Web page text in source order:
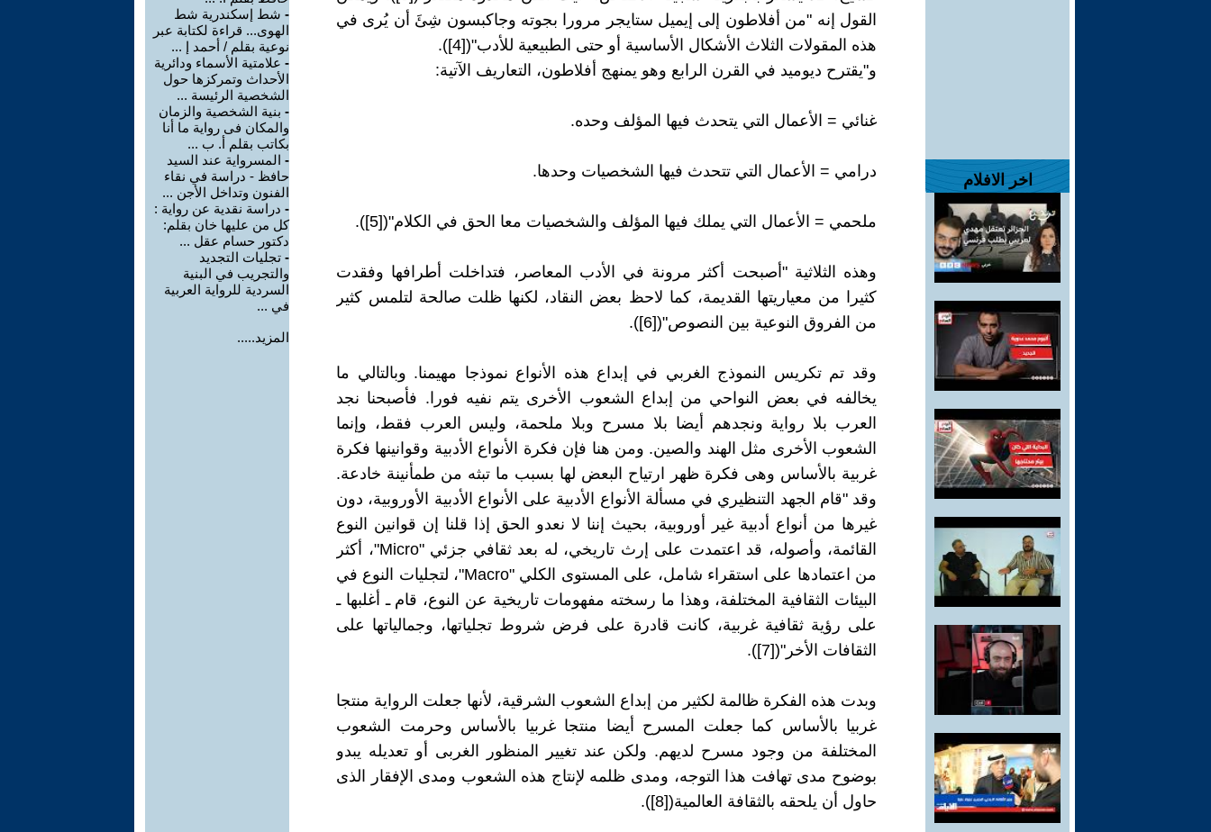
اخر الافلام
القول إنه "من أفلاطون إلى إيميل ستايجر مرورا بجوته وجاكبسون شِئَ أن يُرى في
هذه المقولات الثلاث الأشكال الأساسية أو حتى الطبيعية للأدب"([4]).
و"يقترح ديوميد في القرن الرابع وهو يمنهج أفلاطون، التعاريف الآتية:
غنائي = الأعمال التي يتحدث فيها المؤلف وحده.
درامي = الأعمال التي تتحدث فيها الشخصيات وحدها.
ملحمي = الأعمال التي يملك فيها المؤلف والشخصيات معا الحق في الكلام"([5]).
وهذه الثلاثية "أصبحت أكثر مرونة في الأدب المعاصر، فتداخلت أطرافها وفقدت
كثيرا من معياريتها القديمة، كما لاحظ بعض النقاد، لكنها ظلت صالحة لتلمس كثير
من الفروق النوعية بين النصوص"([6]).
وقد تم تكريس النموذج الغربي في إبداع هذه الأنواع نموذجا مهيمنا. وبالتالي ما
يخالفه في بعض النواحي من إبداع الشعوب الأخرى يتم نفيه فورا. فأصبحنا نجد
العرب بلا رواية ونجدهم أيضا بلا مسرح وبلا ملحمة، وليس العرب فقط، وإنما
الشعوب الأخرى مثل الهند والصين. ومن هنا فإن فكرة الأنواع الأدبية وقوانينها فكرة
غربية بالأساس وهى فكرة ظهر ارتياح البعض لها بسبب ما تبثه من طمأنينة خادعة.
وقد "قام الجهد التنظيري في مسألة الأنواع الأدبية على الأنواع الأدبية الأوروبية، دون
غيرها من أنواع أدبية غير أوروبية، بحيث إننا لا نعدو الحق إذا قلنا إن قوانين النوع
القائمة، وأصوله، قد اعتمدت على إرث تاريخي، له بعد ثقافي جزئي "Micro"، أكثر
من اعتمادها على استقراء شامل، على المستوى الكلي "Macro"، لتجليات النوع في
البيئات الثقافية المختلفة، وهذا ما رسخته مفهومات تاريخية عن النوع، قام ـ أغلبها ـ
على رؤية ثقافية غربية، كانت قادرة على فرض شروط تجلياتها، وجمالياتها على
الثقافات الأخر"([7]).
وبدت هذه الفكرة ظالمة لكثير من إبداع الشعوب الشرقية، لأنها جعلت الرواية منتجا
غربيا بالأساس كما جعلت المسرح أيضا منتجا غربيا بالأساس وحرمت الشعوب
المختلفة من وجود مسرح لديهم. ولكن عند تغيير المنظور الغربى أو تعديله يبدو
بوضوح مدى تهافت هذا التوجه، ومدى ظلمه لإنتاج هذه الشعوب ومدى الإفقار الذى
حاول أن يلحقه بالثقافة العالمية([8]).
- شط إسكندرية شط
الهوى... قراءة لكتابة عبر
نوعية بقلم / أحمد إ ...
- علامتية الأسماء ودائرية
الأحداث وتمركزها حول
الشخصية الرئيسة ...
- بنية الشخصية والزمان
والمكان فى رواية ما أنا
بكاتب بقلم أ. ب ...
- المسرواية عند السيد
حافظ - دراسة في نقاء
الفنون وتداخل الأجن ...
- دراسة نقدية عن رواية :
كل من عليها خان بقلم:
دكتور حسام عقل ...
- تجليات التجديد
والتجريب في البنية
السردية للرواية العربية
في ...
المزيد.....